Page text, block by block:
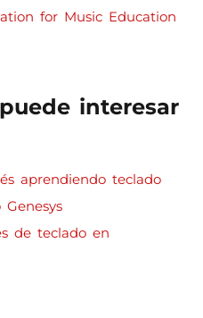
for Music Education
interesar
aprendiendo teclado
de teclado en